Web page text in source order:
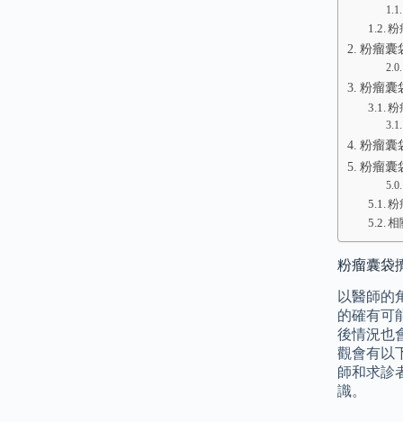
粉
粉瘤囊
粉瘤囊
粉
粉瘤囊
粉瘤囊
粉
相
粉瘤囊袋
以醫師的
的確有可
後情況也
觀會有以
師和求診
識。